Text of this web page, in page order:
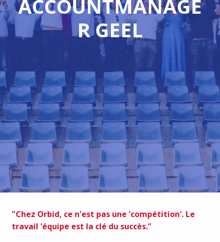
ACCOUNTMANAGE
R GEEL
"Chez Orbid, ce n'est pas une 'compétition'. Le
travail 'équipe est la clé du succès."